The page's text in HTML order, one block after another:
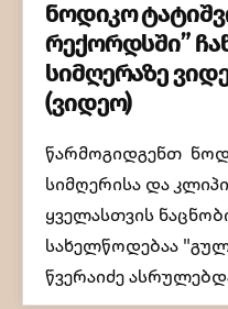
ნოდიკო
რექორდსში”
სიმღერაზე
(ვიდეო)
წარმოგიდგენთ
სიმღერისა და
ყველასთვის
სახელწოდებაა
წვერაიძე